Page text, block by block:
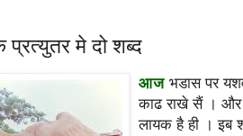
प्रत्युतर मे दो शब्द
आज भडास पर
काढ राखे सैं । और
लायक है ही । इब